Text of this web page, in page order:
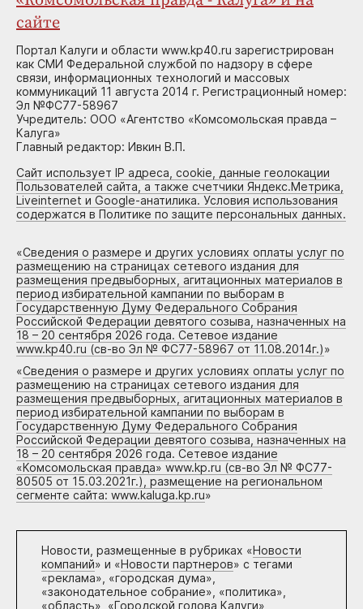
сайте
Портал Калуги и области www.kp40.ru зарегистрирован
как СМИ Федеральной службой по надзору в сфере
связи, информационных технологий и массовых
коммуникаций 11 августа 2014 г. Регистрационный номер:
Эл №ФС77-58967
Учредитель: ООО «Агентство «Комсомольская правда –
Калуга»
Главный редактор: Ивкин В.П.
Сайт использует IP адреса, cookie, данные геолокации
Пользователей сайта, а также счетчики Яндекс.Метрика,
Liveinternet и Google-анатилика. Условия использования
содержатся в Политике по защите персональных данных.
«Сведения о размере и других условиях оплаты услуг по
размещению на страницах сетевого издания для
размещения предвыборных, агитационных материалов в
период избирательной кампании по выборам в
Государственную Думу Федерального Собрания
Российской Федерации девятого созыва, назначенных на
18 – 20 сентября 2026 года. Сетевое издание
www.kp40.ru (св-во Эл № ФС77-58967 от 11.08.2014г.)»
«Сведения о размере и других условиях оплаты услуг по
размещению на страницах сетевого издания для
размещения предвыборных, агитационных материалов в
период избирательной кампании по выборам в
Государственную Думу Федерального Собрания
Российской Федерации девятого созыва, назначенных на
18 – 20 сентября 2026 года. Сетевое издание
«Комсомольская правда» www.kp.ru (св-во Эл № ФС77-
80505 от 15.03.2021г.), размещение на региональном
сегменте сайта: www.kaluga.kp.ru»
Новости, размещенные в рубриках «Новости
компаний» и «Новости партнеров» с тегами
«реклама», «городская дума»,
«законодательное собрание», «политика»,
«область», «Городской голова Калуги»